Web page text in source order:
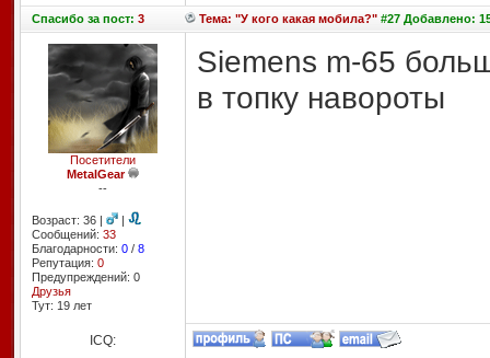
Спасибоза пост: 3 Тема: "У кого какая мобила?"#27 Добавлено: 15
Посетители
MetalGear
--
Возраст: 36 |
|
Сообщений: 33
Благодарности: 0/ 8
Репутация: 0
Предупреждений: 0
Друзья
Тут: 19 лет
Siemens m-65
в топку навороты
ICQ: